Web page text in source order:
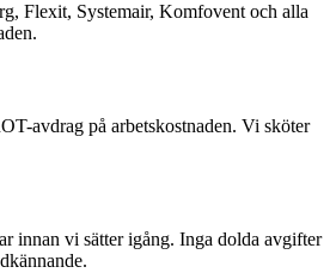
Flexit, Systemair, Komfovent och alla
avdrag på arbetskostnaden. Vi sköter
innan vi sätter igång. Inga dolda avgifter